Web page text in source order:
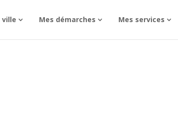
ville Mes démarches Mes services